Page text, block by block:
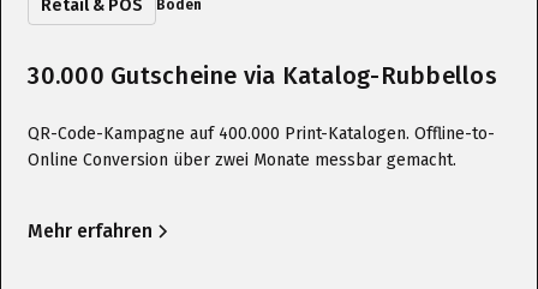
Retail & POS Boden
30.000 Gutscheine via Katalog-Rubbellos
QR-Code-Kampagne auf 400.000 Print-Katalogen. Offline-to-
Online Conversion über zwei Monate messbar gemacht.
Mehr erfahren